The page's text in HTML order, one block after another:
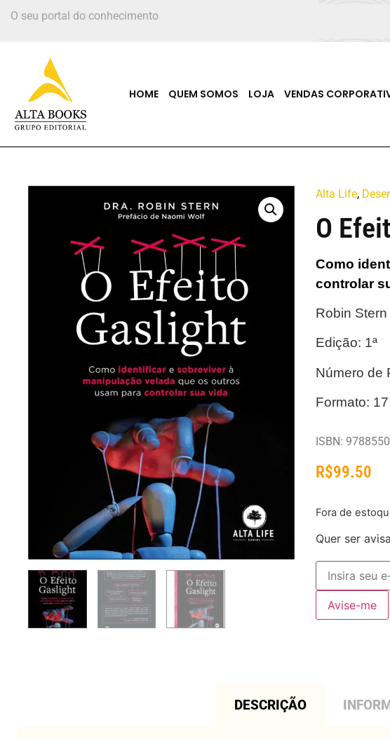
O seu portal do conhecimento
HOME QUEM SOMOS LOJA VENDAS
Alta Life,
O
Como
controlar
Robin Stern
Edição: 1ª
Número de
Formato:
ISBN:
R$99.50
Fora de
Quer ser
Avise-me
DESCRIÇÃO